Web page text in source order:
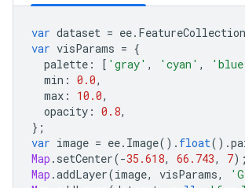
var dataset = ee. FeatureCollection
var visParams = {
palette : [ 'gray' , 'cyan' ,
min : 0.0,
max : 10.0,
opacity : 0.8,
};
var image = ee. Image(). float().
Map . setCenter(-35.618, 66.743, 7);
Map .addLayer(image, visParams,